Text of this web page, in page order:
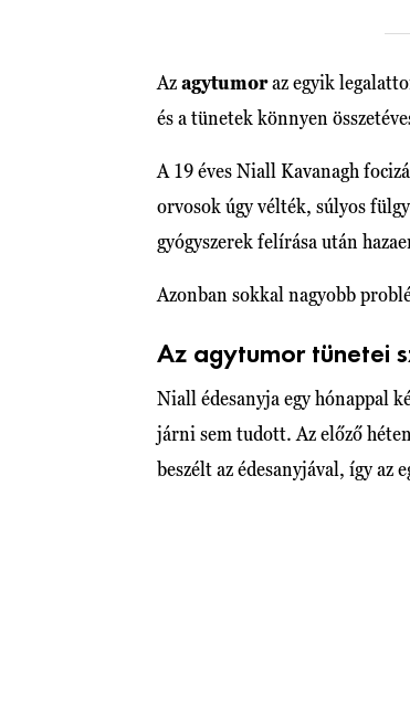
Azagytumoraz egyik
és a tünetek könnyen
A 19 éves Niall Kavanagh
orvosok úgy vélték, súlyos
gyógyszerek felírása után
Azonban sokkal nagyobb
Az agytumor tünetei
Niall édesanyja egy hónappal
járni sem tudott. Az előző
beszélt az édesanyjával, így az